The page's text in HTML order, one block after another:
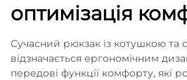
оптимізація
Сучасний рюкзак із котушкою та
відзначається ергономічним
передові функції комфорту, які